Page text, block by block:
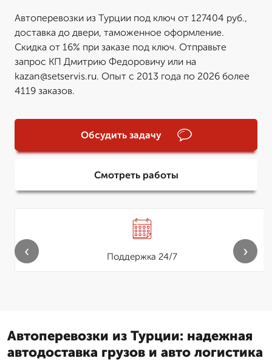
Автоперевозки из Турции под ключ от 127404 руб.,
доставка до двери, таможенное оформление.
Скидка от 16% при заказе под ключ. Отправьте
запрос КП Дмитрию Федоровичу или на
kazan@setservis.ru. Опыт с 2013 года по 2026 более
4119 заказов.
Обсудить задачу
Смотреть работы
Поддержка 24/7
‹ ›
Автоперевозки из Турции: надежная
автодоставка грузов и авто логистика